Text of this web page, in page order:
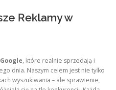
Reklamy w
, które realnie sprzedają i
dnia. Naszym celem jest nie tylko
wyszukiwania – ale sprawienie,